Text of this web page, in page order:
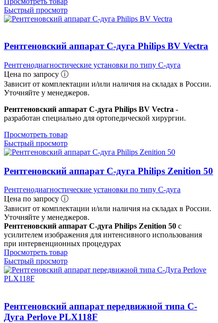
Быстрый просмотр
Рентгеновский аппарат C-дуга Philips BV Vectra
Рентгенодиагностические установки по типу С-дуга
Цена по запросу ⓘ
Зависит от комплектации и/или наличия на складах в России.
Уточняйте у менеджеров.
Рентгеновский аппарат C-дуга Philips BV Vectra -
разработан специально для ортопедической хирургии.
Просмотреть товар
Быстрый просмотр
Рентгеновский аппарат C-дуга Philips Zenition 50
Рентгенодиагностические установки по типу С-дуга
Цена по запросу ⓘ
Зависит от комплектации и/или наличия на складах в России.
Уточняйте у менеджеров.
Рентгеновский аппарат C-дуга Philips Zenition 50 с
усилителем изображения для интенсивного использования
при интервенционных процедурах
Просмотреть товар
Быстрый просмотр
Рентгеновский аппарат передвижной типа C-
Дуга Perlove PLX118F